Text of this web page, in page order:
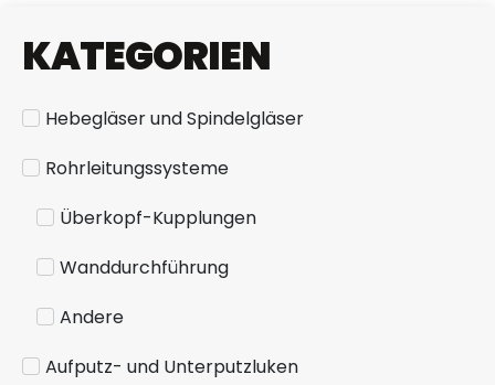
KATEGORIEN
Hebegläser und Spindelgläser
Rohrleitungssysteme
Überkopf-Kupplungen
Wanddurchführung
Andere
Aufputz- und Unterputzluken